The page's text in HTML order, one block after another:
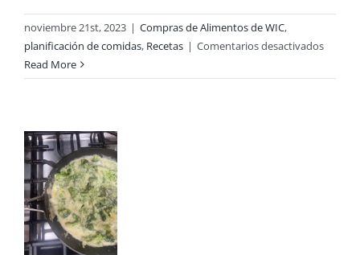
noviembre 21st, 2023 | Compras de Alimentos de WIC,
planificación de comidas, Recetas | Comentarios desactivadosen
de
Read More